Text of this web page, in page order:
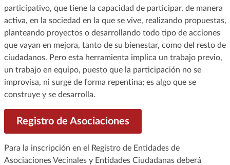
participativo, que tiene la capacidad de participar, de manera
activa, en la sociedad en la que se vive, realizando propuestas,
planteando proyectos o desarrollando todo tipo de acciones
que vayan en mejora, tanto de su bienestar, como del resto de
ciudadanos. Pero esta herramienta implica un trabajo previo,
un trabajo en equipo, puesto que la participación no se
improvisa, ni surge de forma repentina; es algo que se
construye y se desarrolla.
Registro de Asociaciones
Para la inscripción en el Registro de Entidades de
Asociaciones Vecinales y Entidades Ciudadanas deberá